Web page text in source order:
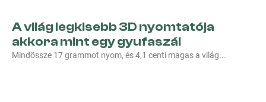
A világ legkisebb 3D nyomtatója
akkora mint egy gyufaszál
Mindössze 17 grammot nyom, és 4,1 centi magas a világ